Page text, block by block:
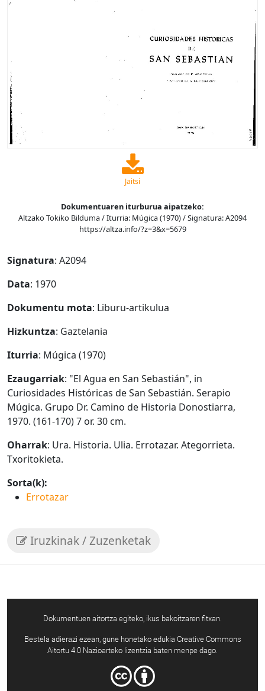
Jaitsi
Dokumentuaren iturburua aipatzeko:
Altzako Tokiko Bilduma / Iturria: Múgica (1970) / Signatura: A2094
https://altza.info/?z=3&x=5679
Signatura: A2094
Data: 1970
Dokumentu mota: Liburu-artikulua
Hizkuntza: Gaztelania
Iturria: Múgica (1970)
Ezaugarriak: "El Agua en San Sebastián", in
Curiosidades Históricas de San Sebastián. Serapio
Múgica. Grupo Dr. Camino de Historia Donostiarra,
1970. (161-170) 7 or. 30 cm.
Oharrak: Ura. Historia. Ulia. Errotazar. Ategorrieta.
Txoritokieta.
Sorta(k):
Errotazar
Iruzkinak / Zuzenketak
Dokumentuen aitortza egiteko, ikus bakoitzaren fitxan.
Bestela adierazi ezean, gune honetako edukia Creative Commons
Aitortu 4.0 Nazioarteko lizentzia baten menpe dago.